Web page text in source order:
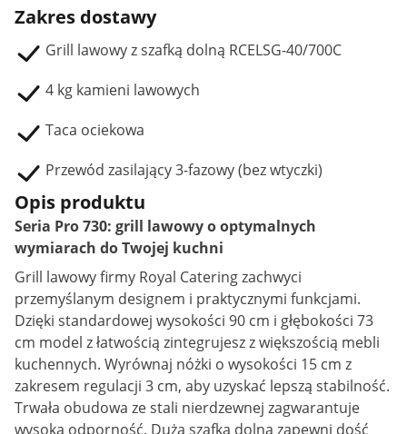
Zakres dostawy
Grill lawowy z szafką dolną RCELSG-40/700C
4 kg kamieni lawowych
Taca ociekowa
Przewód zasilający 3-fazowy (bez wtyczki)
Opis produktu
Seria Pro 730: grill lawowy o optymalnych
wymiarach do Twojej kuchni
Grill lawowy firmy Royal Catering zachwyci
przemyślanym designem i praktycznymi funkcjami.
Dzięki standardowej wysokości 90 cm i głębokości 73
cm model z łatwością zintegrujesz z większością mebli
kuchennych. Wyrównaj nóżki o wysokości 15 cm z
zakresem regulacji 3 cm, aby uzyskać lepszą stabilność.
Trwała obudowa ze stali nierdzewnej zagwarantuje
wysoką odporność. Duża szafka dolna zapewni dość